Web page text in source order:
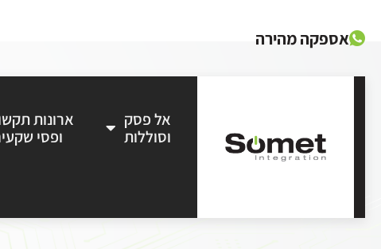
אספקה מהירה
אל פסק
וסוללות
ארונות
ופסי